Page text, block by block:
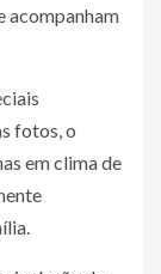
acompanham
fotos, o
em clima de